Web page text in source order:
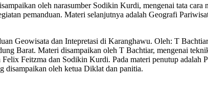
oleh narasumber Sodikin Kurdi, mengenai tata cara
pemanduan. Materi selanjutnya adalah Geografi
Geowisata dan Intepretasi di Karanghawu. Oleh: T
Barat. Materi disampaikan oleh T Bachtiar, mengenai
Feitzma dan Sodikin Kurdi. Pada materi penutup adalah
disampaikan oleh ketua Diklat dan panitia.